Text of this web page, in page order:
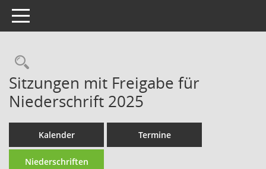
Toggle navigation
Rechercheauswahl
Sitzungen mit Freigabe für
Niederschrift 2025
Kalender Termine
Niederschriften